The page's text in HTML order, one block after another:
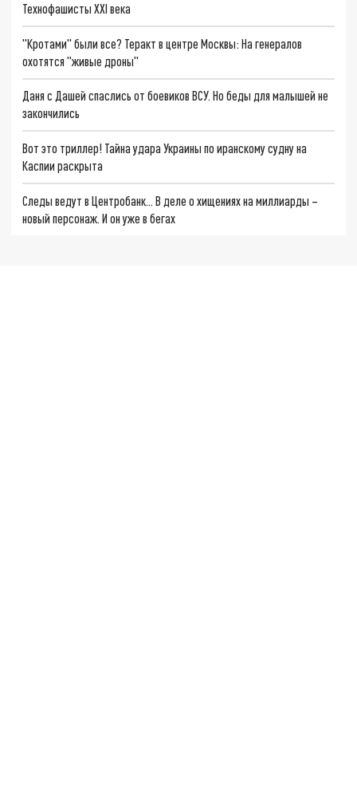
Технофашисты XXI века
"Кротами" были все? Теракт в центре Москвы: На генералов
охотятся "живые дроны"
Даня с Дашей спаслись от боевиков ВСУ. Но беды для малышей не
закончились
Вот это триллер! Тайна удара Украины по иранскому судну на
Каспии раскрыта
Следы ведут в Центробанк… В деле о хищениях на миллиарды –
новый персонаж. И он уже в бегах